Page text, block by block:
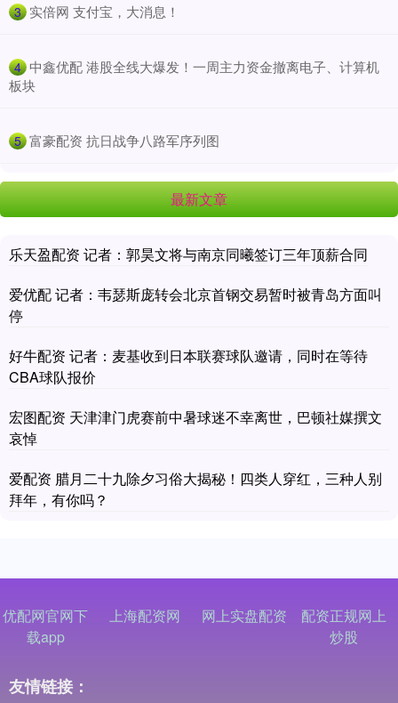
3 ​实倍网 支付宝，大消息！
4 ​中鑫优配 港股全线大爆发！一周主力资金撤离电子、计算机
板块
5 ​富豪配资 抗日战争八路军序列图
最新文章
乐天盈配资 记者：郭昊文将与南京同曦签订三年顶薪合同
爱优配 记者：韦瑟斯庞转会北京首钢交易暂时被青岛方面叫
停
好牛配资 记者：麦基收到日本联赛球队邀请，同时在等待
CBA球队报价
宏图配资 天津津门虎赛前中暑球迷不幸离世，巴顿社媒撰文
哀悼
爱配资 腊月二十九除夕习俗大揭秘！四类人穿红，三种人别
拜年，有你吗？
优配网官网下
载app
上海配资网 网上实盘配资
配资正规网上
炒股
友情链接：